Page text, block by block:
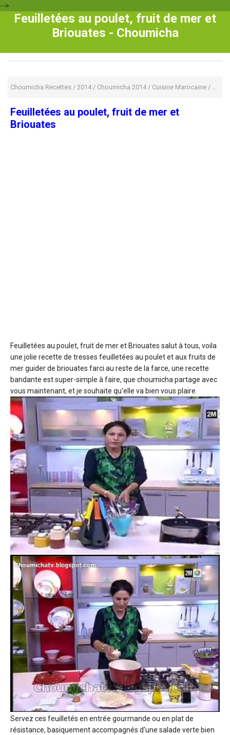
-->
Feuilletées au poulet, fruit de mer et
Briouates - Choumicha
Choumicha Recettes / 2014/ Choumicha 2014/ Cuisine Marocaine /
Feuilletées au poulet, fruit de mer et
Briouates
Feuilletées au poulet, fruit de mer et Briouates salut à tous, voila
une jolie recette de tresses feuilletées au poulet et aux fruits de
mer guider de briouates farci au reste de la farce, une recette
bandante est super-simple à faire, que choumicha partage avec
vous maintenant, et je souhaite qu'elle va bien vous plaire.
Servez ces feuilletés en entrée gourmande ou en plat de
résistance, basiquement accompagnés d'une salade verte bien